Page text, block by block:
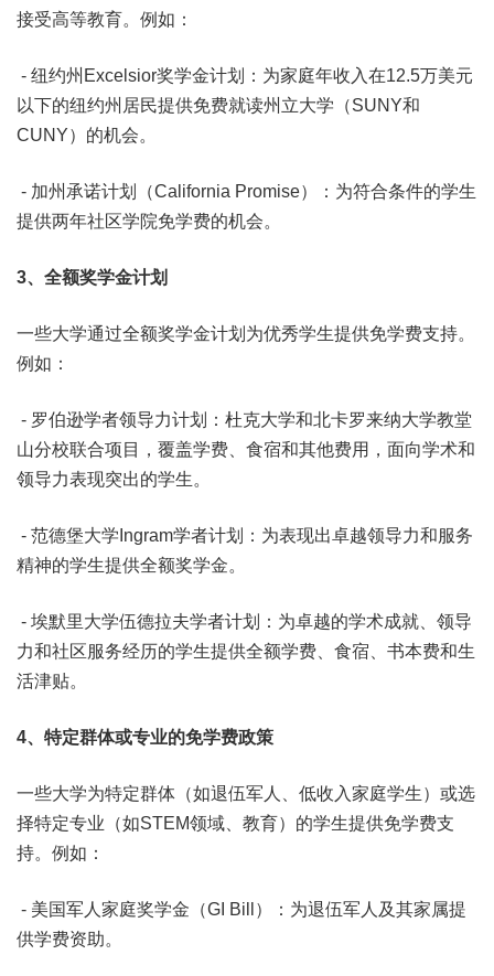
接受高等教育。例如：
- 纽约州Excelsior奖学金计划：为家庭年收入在12.5万美元
以下的纽约州居民提供免费就读州立大学（SUNY和
CUNY）的机会。
- 加州承诺计划（California Promise）：为符合条件的学生
提供两年社区学院免学费的机会。
3、 全额奖学金计划
一些大学通过全额奖学金计划为优秀学生提供免学费支持。
例如：
- 罗伯逊学者领导力计划：杜克大学和北卡罗来纳大学教堂
山分校联合项目，覆盖学费、食宿和其他费用，面向学术和
领导力表现突出的学生。
- 范德堡大学Ingram学者计划：为表现出卓越领导力和服务
精神的学生提供全额奖学金。
- 埃默里大学伍德拉夫学者计划：为卓越的学术成就、领导
力和社区服务经历的学生提供全额学费、食宿、书本费和生
活津贴。
4、 特定群体或专业的免学费政策
一些大学为特定群体（如退伍军人、低收入家庭学生）或选
择特定专业（如STEM领域、教育）的学生提供免学费支
持。例如：
- 美国军人家庭奖学金（GI Bill）：为退伍军人及其家属提
供学费资助。